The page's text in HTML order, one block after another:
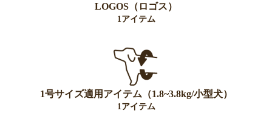
LOGOS（ロゴス）
1アイテム
1号サイズ適用アイテム（1.8~3.8kg/小型犬）
1アイテム